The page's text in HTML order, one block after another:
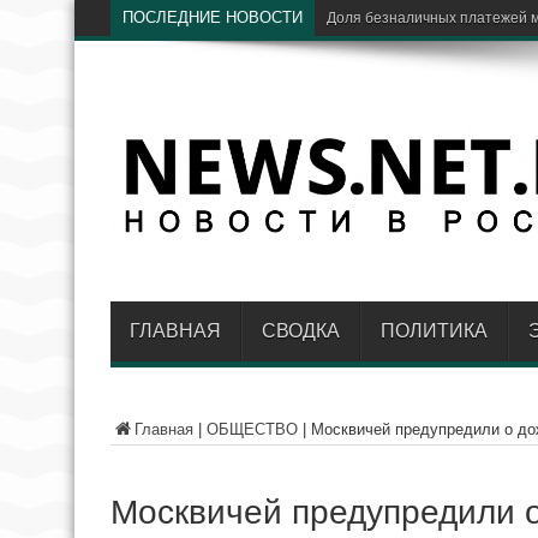
ПОСЛЕДНИЕ НОВОСТИ ЦБ: доля V
ГЛАВНАЯ СВОДКА ПОЛИТИКА
Главная ОБЩЕСТВО Москвичей предупредили о
Москвичей предупредили